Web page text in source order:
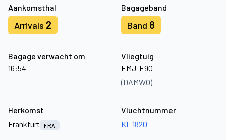
Aankomsthal
Arrivals 2
Bagageband
Band 8
Bagage verwacht om
16:54
Vliegtuig
EMJ-E90
(DAMWO)
Herkomst
Frankfurt
FRA
Vluchtnummer
KL 1820